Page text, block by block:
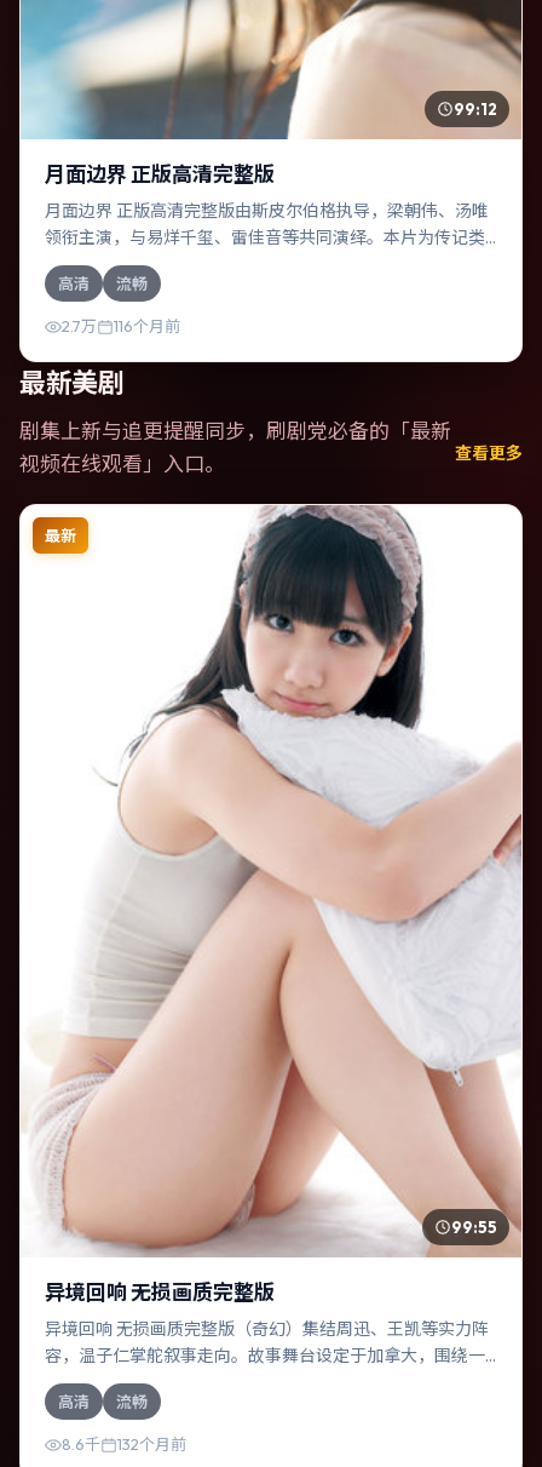
99:12
月面边界 正版高清完整版
月面边界 正版高清完整版由斯皮尔伯格执导，梁朝伟、汤唯
领衔主演，与易烊千玺、雷佳音等共同演绎。本片为传记类
型，主要班底与取景来自中国大陆。失散多年的兄妹在边境
小镇意外重逢。影片整体气质明快，节奏紧凑，人物动机清
晰，适合喜欢强情节与细腻表演的观众。
高清 流畅
2.7万 116个月前
最新美剧
剧集上新与追更提醒同步，刷剧党必备的「最新
视频在线观看 」入口。 查看更多
最新
99:55
异境回响 无损画质完整版
异境回响 无损画质完整版（奇幻）集结周迅、王凯等实力阵
容，温子仁掌舵叙事走向。故事舞台设定于加拿大，围绕一
次意外选择展开连锁反应；配乐与色彩高度服务于主题，结
尾留白耐人寻味。
高清 流畅
8.6千 132个月前